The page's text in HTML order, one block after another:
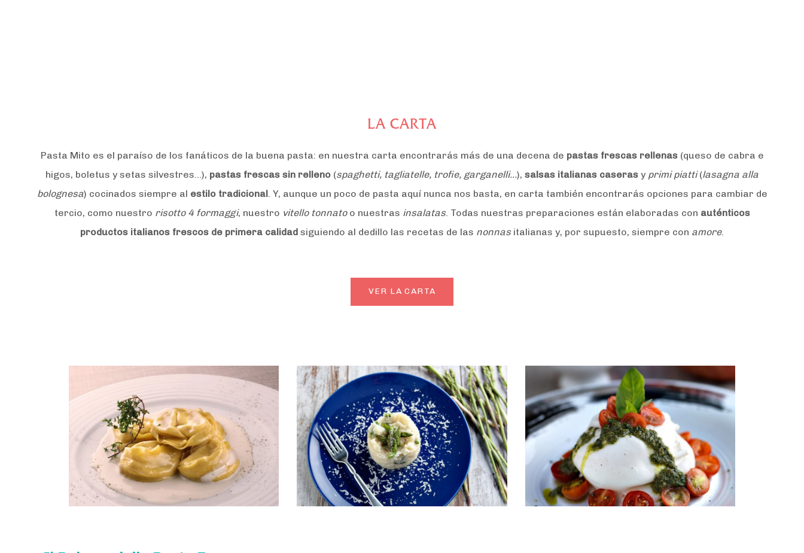
LA CARTA
Pasta Mito es el paraíso de los fanáticos de la buena pasta: en nuestra carta encontrarás más de una decena de pastas frescas rellenas(queso de cabra e
higos, boletus y setas silvestres…), pastas frescas sin relleno (spaghetti, tagliatelle, trofie, garganelli…), salsas italianas caseras y primi piatti(lasagna alla
bolognesa) cocinados siempre al estilo tradicional. Y, aunque un poco de pasta aquí nunca nos basta, en carta también encontrarás opciones para cambiar de
tercio, como nuestro risotto 4 formaggi, nuestro vitello tonnatoo nuestras insalatas. Todas nuestras preparaciones están elaboradas con auténticos
productos italianos frescos de primera calidad siguiendo al dedillo las recetas de las nonnasitalianas y, por supuesto, siempre con amore.
VER LA CARTA